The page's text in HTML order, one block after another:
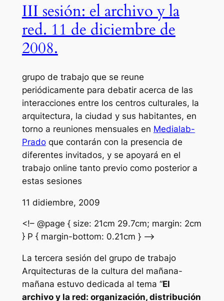
III sesión: el archivo y la
red. 11 de diciembre de
2008.
grupo de trabajo que se reune
periódicamente para debatir acerca de las
interacciones entre los centros culturales, la
arquitectura, la ciudad y sus habitantes, en
torno a reuniones mensuales en Medialab-
Pradoque contarán con la presencia de
diferentes invitados, y se apoyará en el
trabajo online tanto previo como posterior a
estas sesiones
11 didiembre, 2009
<!– @page { size: 21cm 29.7cm; margin: 2cm
} P { margin-bottom: 0.21cm } –>
La tercera sesión del grupo de trabajo
Arquitecturas de la cultura del mañana-
mañana estuvo dedicada al tema “El
archivo y la red: organización, distribución